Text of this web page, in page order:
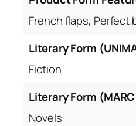
French flaps, Perfect
Literary Form
Fiction
Literary Form (MARC
Novels